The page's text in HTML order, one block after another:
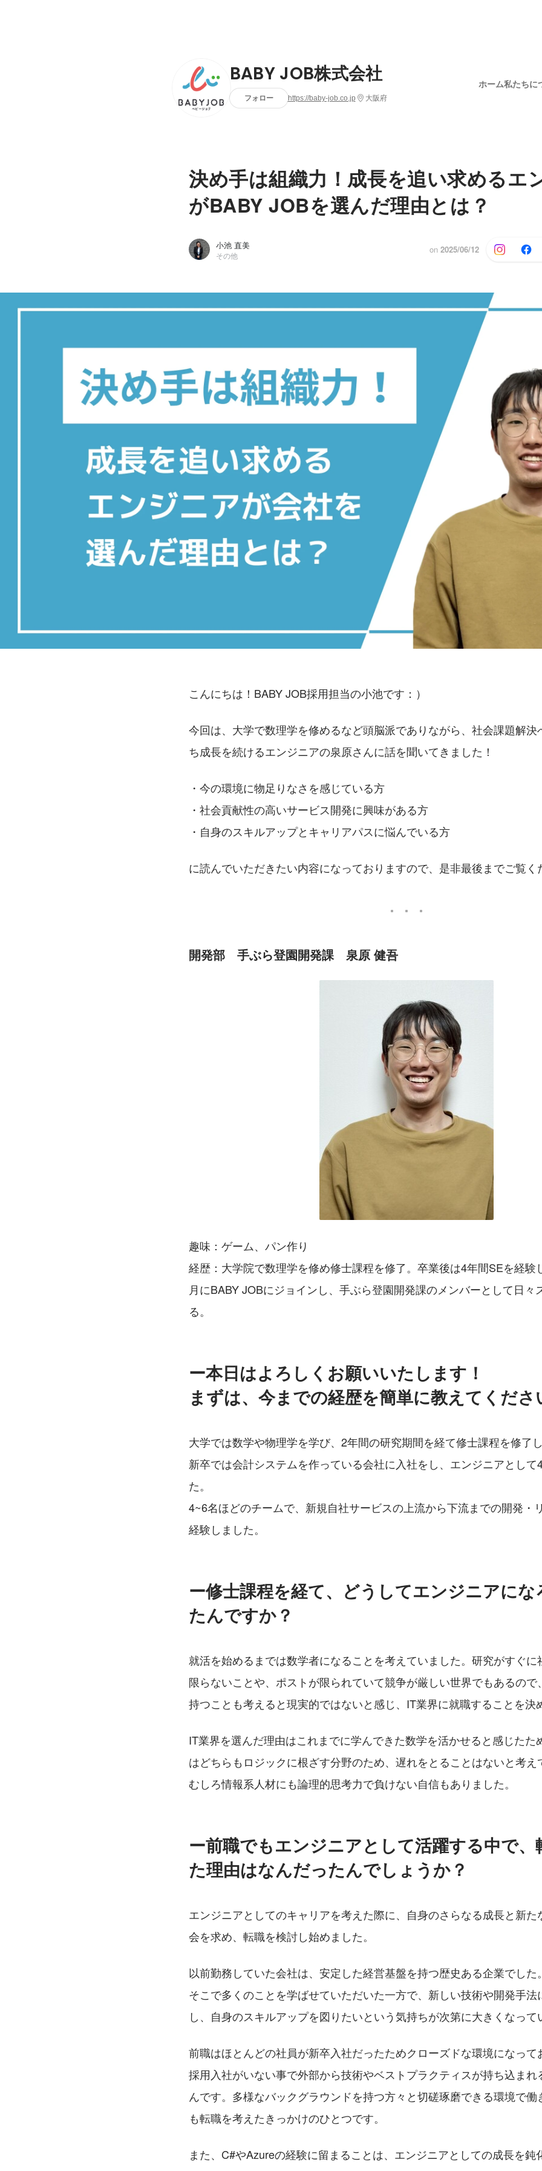
BABY JOB株式会社
フォロー https://baby-job.co.jp 大阪府
ホーム私たちに
決め手は組織力！成長を追い求めるエ
がBABY JOBを選んだ理由とは？
小池 直美
その他
on 2025/06/12
こんにちは！BABY JOB採用担当の小池です：）
今回は、大学で数理学を修めるなど頭脳派でありながら、社会課題解決
ち成長を続けるエンジニアの泉原さんに話を聞いてきました！
・今の環境に物足りなさを感じている方
・社会貢献性の高いサービス開発に興味がある方
・自身のスキルアップとキャリアパスに悩んでいる方
に読んでいただきたい内容になっておりますので、是非最後までご覧く
開発部　手ぶら登園開発課　泉原 健吾
趣味：ゲーム、パン作り
経歴：大学院で数理学を修め修士課程を修了。卒業後は4年間SEを経験
月にBABY JOBにジョインし、手ぶら登園開発課のメンバーとして日々
る。
ー本日はよろしくお願いいたします！
まずは、今までの経歴を簡単に教えてくださ
大学では数学や物理学を学び、2年間の研究期間を経て修士課程を修了
新卒では会計システムを作っている会社に入社をし、エンジニアとして
た。
4~6名ほどのチームで、新規自社サービスの上流から下流までの開発・
経験しました。
ー修士課程を経て、どうしてエンジニアに
たんですか？
就活を始めるまでは数学者になることを考えていました。研究がすぐに
限らないことや、ポストが限られていて競争が厳しい世界でもあるので
持つことも考えると現実的ではないと感じ、IT業界に就職することを決
IT業界を選んだ理由はこれまでに学んできた数学を活かせると感じたた
はどちらもロジックに根ざす分野のため、遅れをとることはないと考え
むしろ情報系人材にも論理的思考力で負けない自信もありました。
ー前職でもエンジニアとして活躍する中で、
た理由はなんだったんでしょうか？
エンジニアとしてのキャリアを考えた際に、自身のさらなる成長と新た
会を求め、転職を検討し始めました。
以前勤務していた会社は、安定した経営基盤を持つ歴史ある企業でした
そこで多くのことを学ばせていただいた一方で、新しい技術や開発手法
し、自身のスキルアップを図りたいという気持ちが次第に大きくなって
前職はほとんどの社員が新卒入社だったためクローズドな環境になって
採用入社がいない事で外部から技術やベストプラクティスが持ち込まれ
んです。多様なバックグラウンドを持つ方々と切磋琢磨できる環境で
も転職を考えたきっかけのひとつです。
また、C#やAzureの経験に留まることは、エンジニアとしての成長を鈍
小池 直美